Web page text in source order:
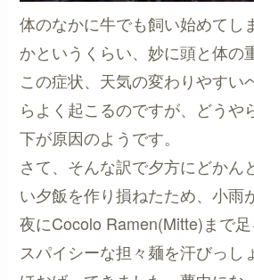
体のなかに牛でも飼い始めてし
かというくらい、妙に頭と体の
この症状、天気の変わりやすい
らよく起こるのですが、どうや
下が原因のようです。
さて、そんな訳で夕方にどかん
い夕飯を作り損ねたため、小雨
夜にCocolo Ramen(Mitte)まで
スパイシーな担々麺を汗びっし